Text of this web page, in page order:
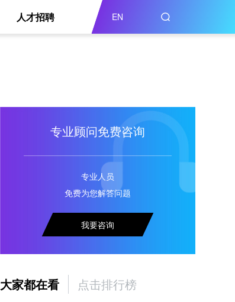
EN
人才招聘
专业顾问免费咨询
专业人员
免费为您解答问题
我要咨询
大家都在看 点击排行榜